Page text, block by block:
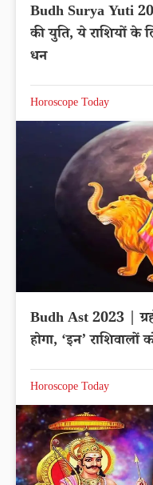
Budh Surya Yuti
की युति, ये राशियों के
धन
Horoscope Today
Budh Ast 2023 |
होगा, ‘इन’ राशिवालों
Horoscope Today